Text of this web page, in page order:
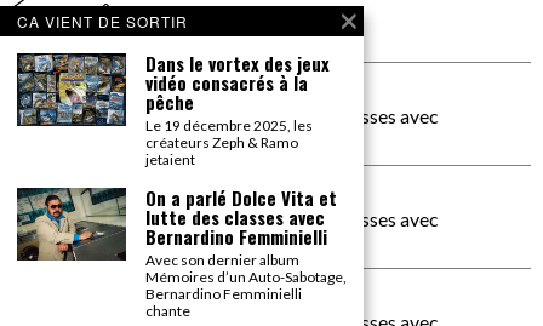
PACÔME THIELLEMENT
La séance d’Hip Gnose
La Patrie
dans
On a parlé Dolce Vita et lutte des classes avec
Bernardino Femminielli
carte noire negra à l'o tiededans
On a parlé Dolce Vita et lutte des classes avec
Bernardino Femminielli
moise et son mascarédans
CA VIENT DE SORTIR
Dans le vortex des jeux
vidéo consacrés à la
pêche
Le 19 décembre 2025, les
créateurs Zeph & Ramo
jetaient
On a parlé Dolce Vita et
lutte des classes avec
Bernardino Femminielli
Avec son dernier album
Mémoires d’un Auto-Sabotage,
Bernardino Femminielli
chante